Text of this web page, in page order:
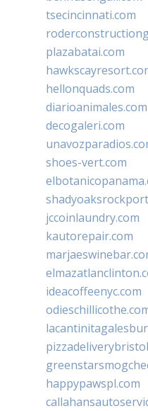
tsecincinnati.com
plazabatai.com
hellonquads.com
diarioanimales.com
decogaleri.com
shoes-vert.com
jccoinlaundry.com
kautorepair.com
ideacoffeenyc.com
happypawspl.com